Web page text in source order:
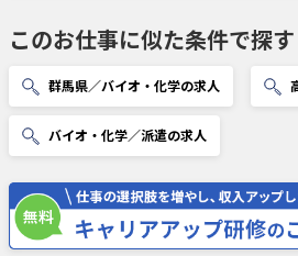
このお仕事に似た条件で探す
群馬県／バイオ・化学の求人
バイオ・化学／派遣の求人